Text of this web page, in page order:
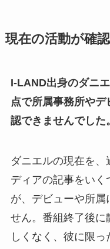
現在の活動が確
I-LAND出身のダニ
点で所属事務所や
認できませんでした。
ダニエルの現在を、
ディアの記事をいく
が、デビューや所属
せん。番組終了後に
しくなく、彼に限